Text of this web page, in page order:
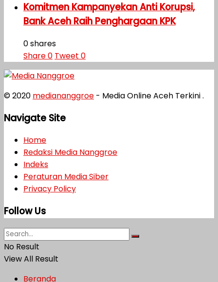
Komitmen Kampanyekan Anti Korupsi,
Bank Aceh Raih Penghargaan KPK
0 shares
Share0 Tweet 0
© 2020 mediananggroe - Media Online Aceh Terkini .
Navigate Site
Home
Redaksi Media Nanggroe
Indeks
Peraturan Media Siber
Privacy Policy
Follow Us
No Result
View All Result
Beranda